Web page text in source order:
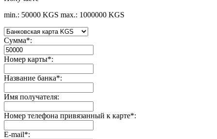
min.: 50000 KGS max.: 1000000 KGS
Сумма*:
Номер карты*:
Название банка*:
Имя получателя:
Номер телефона привязанный к карте*:
E-mail*: